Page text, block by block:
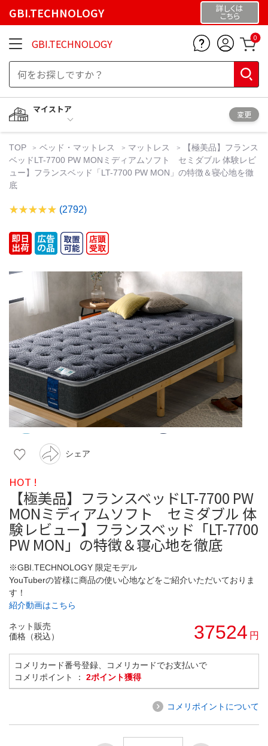
GBI.TECHNOLOGY 詳しくは
こちら
GBI.TECHNOLOGY 0
マイストア
変更
TOP ベッド・マットレス マットレス
【極美品】フランス
ベッドLT-7700 PW MONミディアムソフト セミダブル 体験レビ
ュー】フランスベッド「LT-7700 PW MON」の特徴＆寝心地を徹
底
(2792)
シェア
HOT !
【極美品】フランスベッドLT-7700 PW
MONミディアムソフト セミダブル 体
験レビュー】フランスベッド「LT-7700
PW MON」の特徴＆寝心地を徹底
※GBI.TECHNOLOGY 限定モデル
YouTuberの皆様に商品の使い心地などをご紹介いただいておりま
す！
紹介動画はこちら
ネット販売
価格（税込）
37524 円
コメリカード番号登録、コメリカードでお支払いで
コメリポイント ： 2ポイント獲得
コメリポイントについて